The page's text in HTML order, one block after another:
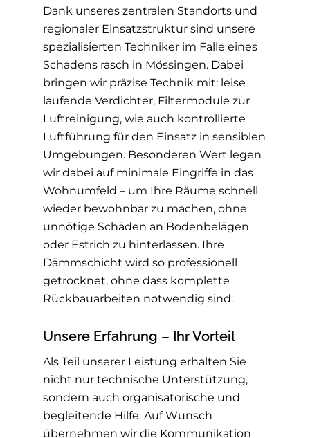
Dank unseres zentralen Standorts und
regionaler Einsatzstruktur sind unsere
spezialisierten Techniker im Falle eines
Schadens rasch in Mössingen. Dabei
bringen wir präzise Technik mit: leise
laufende Verdichter, Filtermodule zur
Luftreinigung, wie auch kontrollierte
Luftführung für den Einsatz in sensiblen
Umgebungen. Besonderen Wert legen
wir dabei auf minimale Eingriffe in das
Wohnumfeld – um Ihre Räume schnell
wieder bewohnbar zu machen, ohne
unnötige Schäden an Bodenbelägen
oder Estrich zu hinterlassen. Ihre
Dämmschicht wird so professionell
getrocknet, ohne dass komplette
Rückbauarbeiten notwendig sind.
Unsere Erfahrung – Ihr Vorteil
Als Teil unserer Leistung erhalten Sie
nicht nur technische Unterstützung,
sondern auch organisatorische und
begleitende Hilfe. Auf Wunsch
übernehmen wir die Kommunikation